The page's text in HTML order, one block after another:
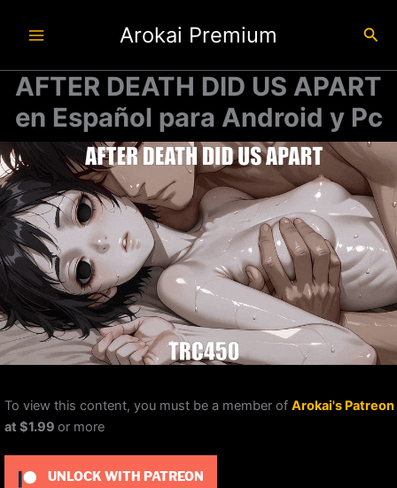
Arokai Premium
AFTER DEATH DID US APART
en Español para Android y Pc
To view this content, you must be a member of Arokai's Patreon
at $1.99 or more
UNLOCK WITH PATREON